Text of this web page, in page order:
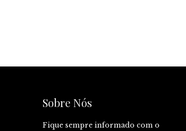
Sobre Nós
Fique sempre informado com o